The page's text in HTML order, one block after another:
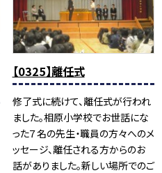
【0325】離任式
修了式に続けて、離任式が行われ
ました。相原小学校でお世話にな
った７名の先生・職員の方々へのメ
ッセージ、離任される方からのお
話がありました。新しい場所でのご